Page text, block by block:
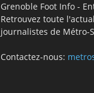
Grenoble Foot Info -
Retrouvez toute
journalistes de Métro-
Contactez-nous: